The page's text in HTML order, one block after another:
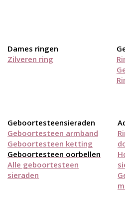
Dames ringen
Zilveren ring
Geboortesteensieraden
Geboortesteen armband
Geboortesteen ketting
Geboortesteen oorbellen
Alle geboortesteen
sieraden